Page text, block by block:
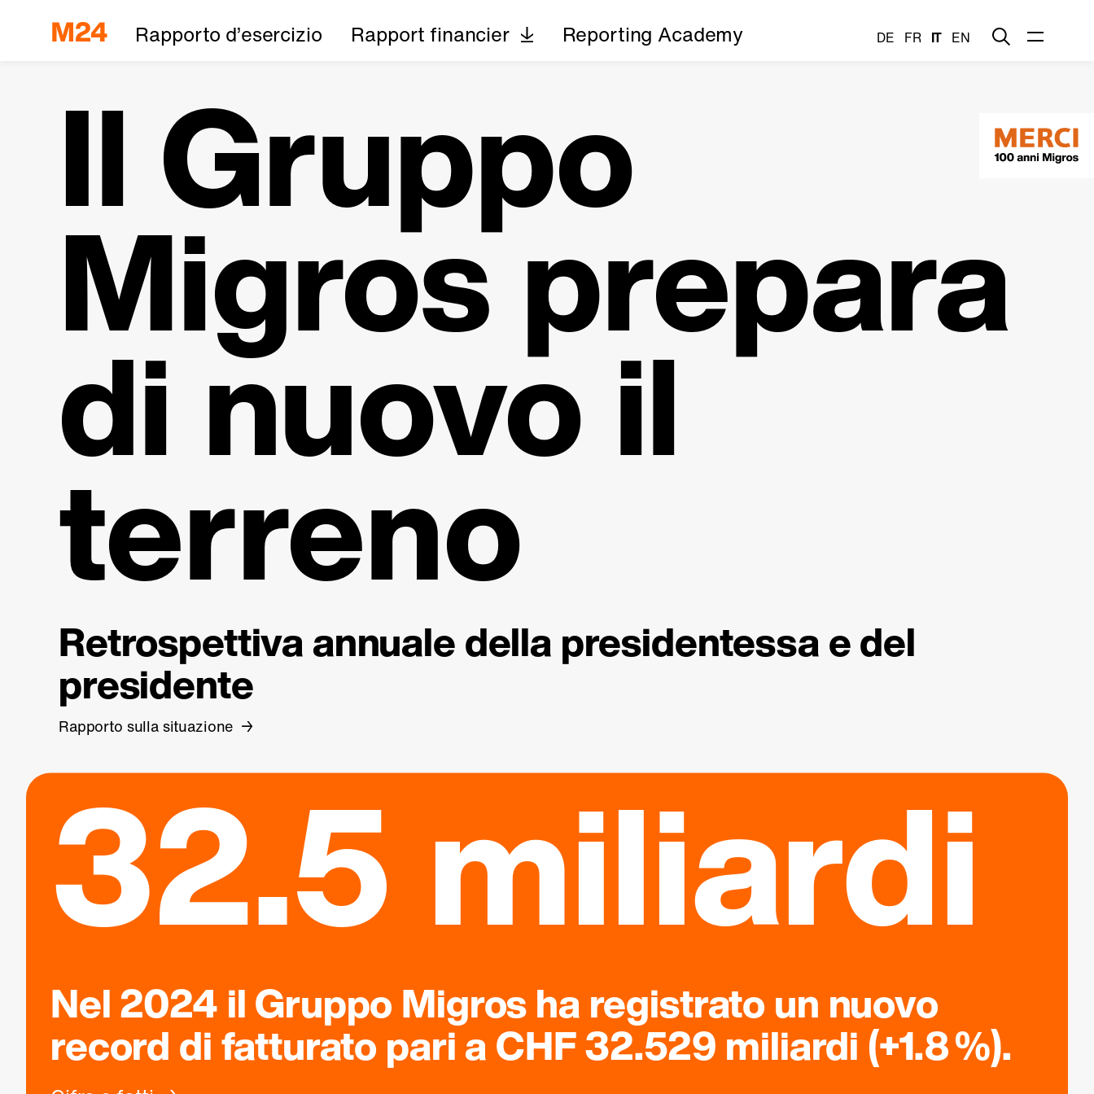
Rapporto d’esercizio Rapport financier Reporting Academy DE FR IT EN
Il Gruppo
Migros prepara
di nuovo il
terreno
Retrospettiva annuale della presidentessa e del
presidente
Rapporto sulla situazione
32.5 miliardi
Nel 2024 il Gruppo Migros ha registrato un nuovo
record di fatturato pari a CHF 32.529 miliardi (+1.8 %).